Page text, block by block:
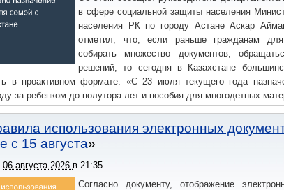
в сфере социальной защиты населения
населения РК по городу Астане Аскар
отметил, что, если раньше гражданам для
собирать множество документов,
решений, то сегодня в Казахстане
в проактивном формате. «С 23 июля текущего года
за ребенком до полутора лет и пособия для многодетных
использования электронных
с 15 августа
06 августа 2026 в 21:35
Согласно документу, отображение